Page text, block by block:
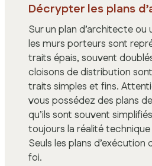
Décrypter les plans
Sur un plan d’architecte ou
les murs porteurs sont
traits épais, souvent
cloisons de distribution
traits simples et fins.
vous possédez des plans
qu’ils sont souvent
toujours la réalité
Seuls les plans
foi.